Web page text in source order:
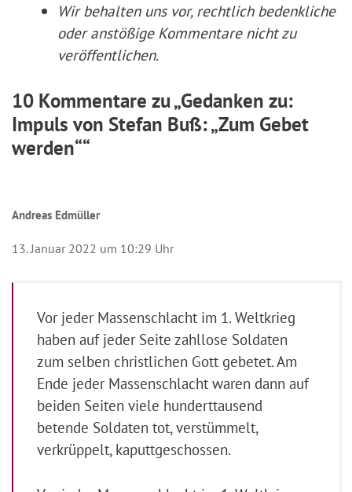
Wir behalten uns vor, rechtlich bedenkliche
oder anstößige Kommentare nicht zu
veröffentlichen.
10 Kommentare zu „Gedanken zu:
Impuls von Stefan Buß: „Zum Gebet
werden““
Andreas Edmüller
13. Januar 2022 um 10:29 Uhr
Vor jeder Massenschlacht im 1. Weltkrieg
haben auf jeder Seite zahllose Soldaten
zum selben christlichen Gott gebetet. Am
Ende jeder Massenschlacht waren dann auf
beiden Seiten viele hunderttausend
betende Soldaten tot, verstümmelt,
verkrüppelt, kaputtgeschossen.